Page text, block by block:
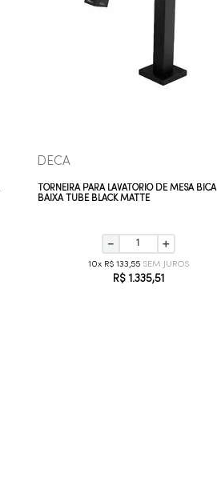
COMPRAR AGORA
DECA
TORNEIRA PARA LAVATÓRIO DE MESA BICA
BAIXA TUBE BLACK MATTE
＋
－
10 R$ 133,55
R$ 1 .335,51